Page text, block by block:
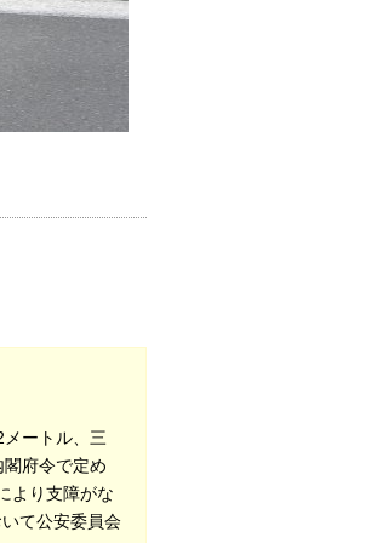
ートル、三
府令で定め
より支障がな
て公安委員会